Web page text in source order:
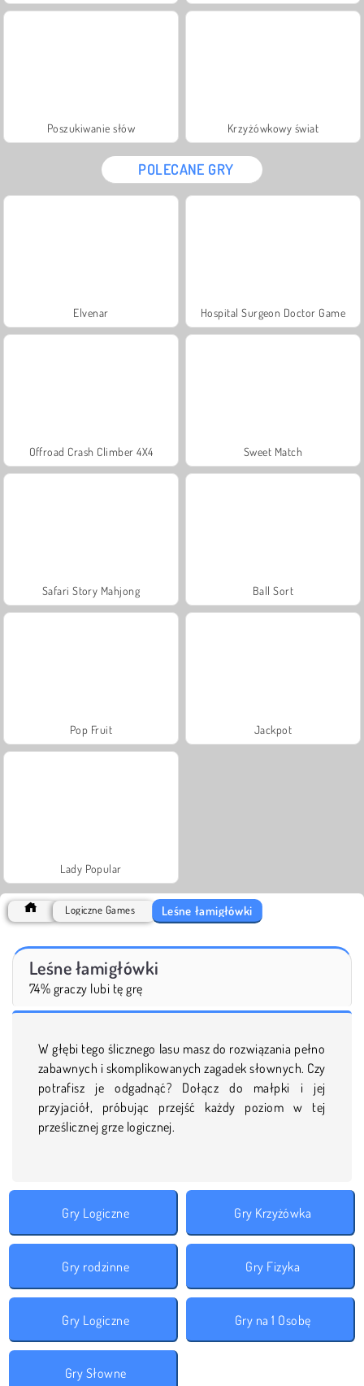
Poszukiwanie słów Krzyżówkowy świat
POLECANE GRY
Elvenar Hospital Surgeon Doctor Game
Offroad Crash Climber 4X4 Sweet Match
Safari Story Mahjong Ball Sort
Pop Fruit Jackpot
Lady Popular
Logiczne Games Leśne łamigłówki
Leśne łamigłówki
74% graczy lubi tę grę
W głębi tego ślicznego lasu masz do rozwiązania pełno
zabawnych i skomplikowanych zagadek słownych. Czy
potrafisz je odgadnąć? Dołącz do małpki i jej
przyjaciół, próbując przejść każdy poziom w tej
prześlicznej grze logicznej.
Gry Logiczne Gry Krzyżówka
Gry rodzinne Gry Fizyka
Gry Logiczne Gry na 1 Osobę
Gry Słowne